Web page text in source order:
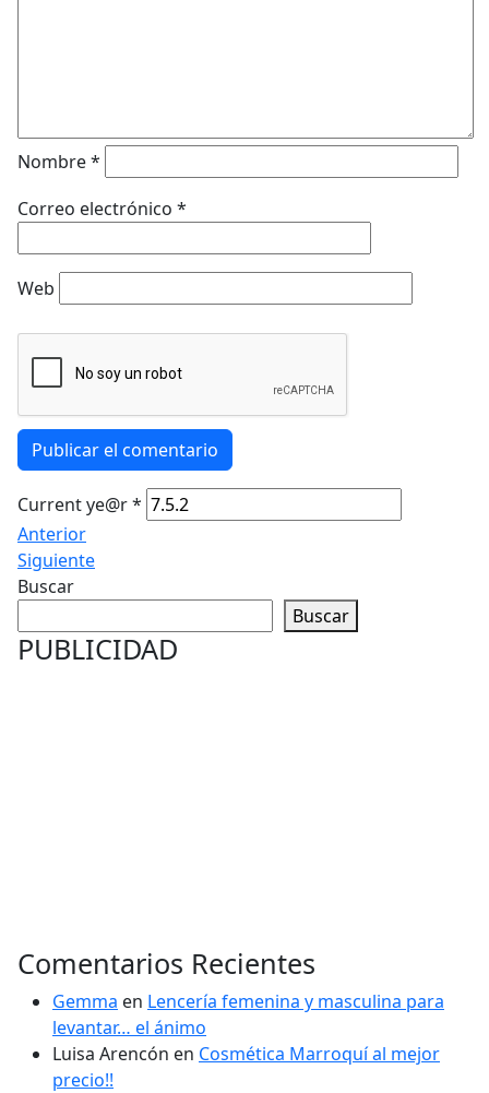
Nombre*
Correo electrónico *
Web
Publicar el comentario
Current ye@r*
Anterior
Siguiente
Buscar
Buscar
PUBLICIDAD
Comentarios Recientes
Gemma en Lencería femenina y masculina para
levantar… el ánimo
Luisa Arencón en Cosmética Marroquí al mejor
precio!!